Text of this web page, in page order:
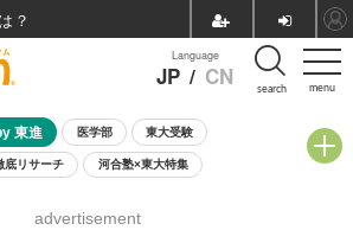
menu
Language
JP / CN search
東進 医学部 東大受験
底リサーチ 河合塾×東大特集
8月開催学校説明会・相談会
advertisement